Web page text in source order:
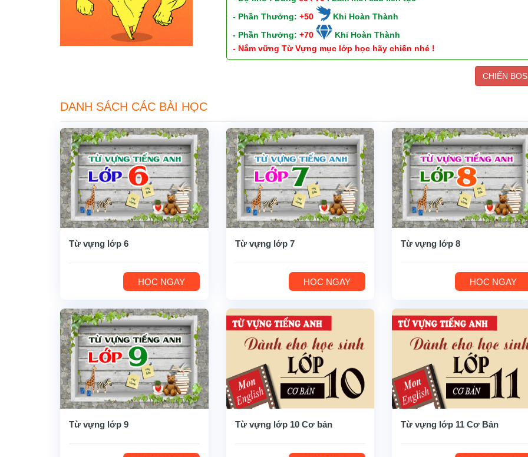
- Phần Thưởng: +50
Khi Hoàn Thành
- Phần Thưởng: +70
Khi Hoàn Thành
- Nắm vững Từ Vựng mục lớp học hãy chiến nhé !
CHIẾN
DANH SÁCH CÁC BÀI HỌC
Từ vựng lớp 6
HỌC NGAY
Từ vựng lớp 7
HỌC NGAY
Từ vựng lớp 8
HỌC NGAY
Từ vựng lớp 9 Từ vựng lớp 10 Cơ bản Từ vựng lớp 11 Cơ Bản